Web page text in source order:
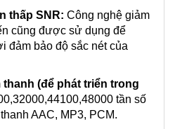
thấp SNR: Công nghệ giảm
cũng được sử dụng để
đảm bảo độ sắc nét của
thanh (để phát triển trong
tần số
AAC, MP3, PCM.